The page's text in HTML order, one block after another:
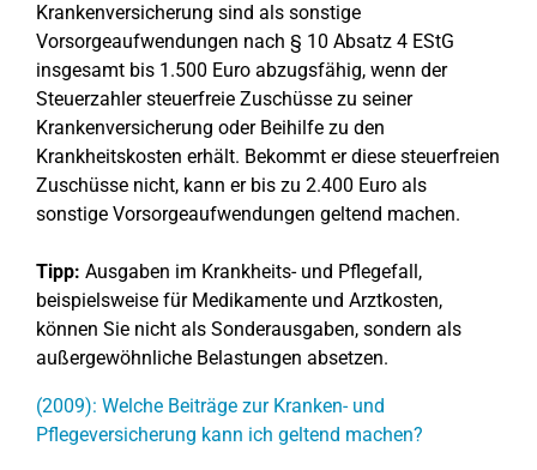
Krankenversicherung sind als sonstige
Vorsorgeaufwendungen nach § 10 Absatz 4 EStG
insgesamt bis 1.500 Euro abzugsfähig, wenn der
Steuerzahler steuerfreie Zuschüsse zu seiner
Krankenversicherung oder Beihilfe zu den
Krankheitskosten erhält. Bekommt er diese steuerfreien
Zuschüsse nicht, kann er bis zu 2.400 Euro als
sonstige Vorsorgeaufwendungen geltend machen.
Tipp: Ausgaben im Krankheits- und Pflegefall,
beispielsweise für Medikamente und Arztkosten,
können Sie nicht als Sonderausgaben, sondern als
außergewöhnliche Belastungen absetzen.
(2009): Welche Beiträge zur Kranken- und
Pflegeversicherung kann ich geltend machen?